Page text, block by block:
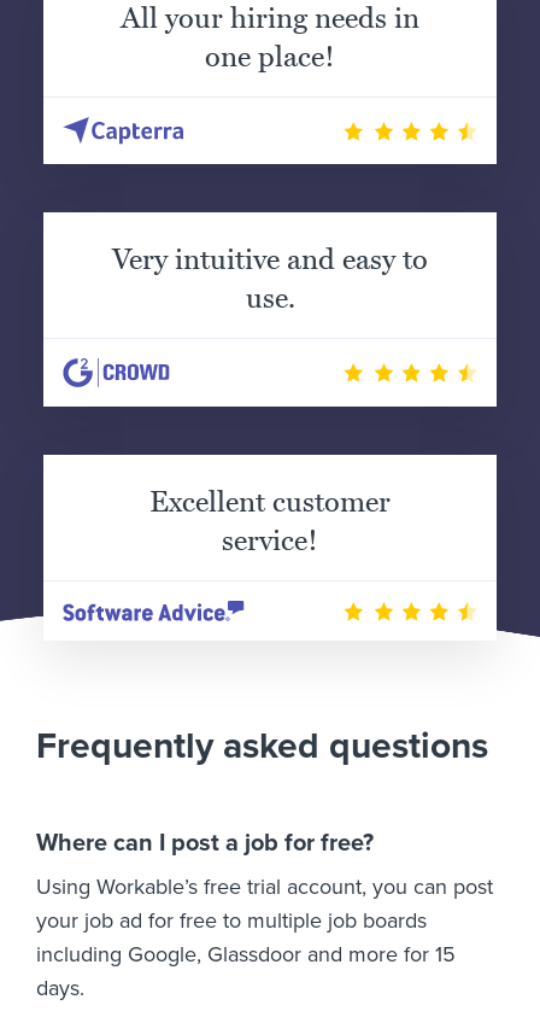
All your hiring needs in
one place!
Very intuitive and easy to
use.
Excellent customer
service!
Frequently asked questions
Where can I post a job for free?
Using Workable’s free trial account, you can post
your job ad for free to multiple job boards
including Google, Glassdoor and more for 15
days.